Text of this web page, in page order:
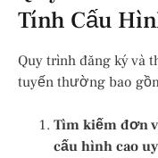
Tính Cấu
Quy trình đăng ký và
tuyến thường bao
Tìm kiếm đơn
cấu hình cao